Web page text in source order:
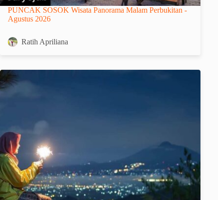
PUNCAK SOSOK Wisata Panorama Malam Perbukitan -
Agustus 2026
Ratih Apriliana